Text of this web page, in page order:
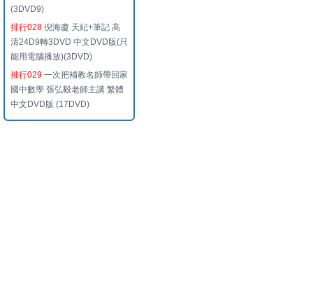
(3DVD9)
排行028 倪海廈 天紀+筆記 高
清24D9轉3DVD 中文DVD版(只
能用電腦播放)(3DVD)
排行029 一次把補教名師帶回家
國中數學 張弘毅老師主講 繁體
中文DVD版 (17DVD)